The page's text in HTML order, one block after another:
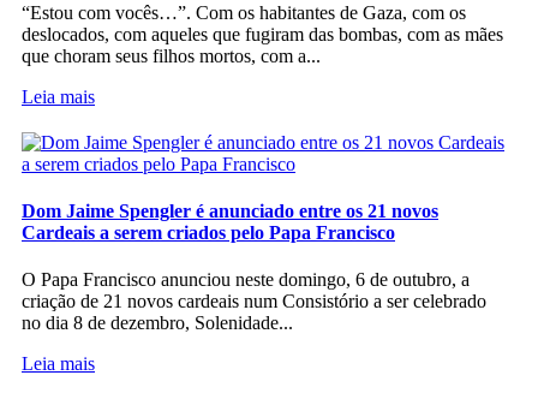
“Estou com vocês…”. Com os habitantes de Gaza, com os
deslocados, com aqueles que fugiram das bombas, com as mães
que choram seus filhos mortos, com a...
Leia mais
Dom Jaime Spengler é anunciado entre os 21 novos
Cardeais a serem criados pelo Papa Francisco
O Papa Francisco anunciou neste domingo, 6 de outubro, a
criação de 21 novos cardeais num Consistório a ser celebrado
no dia 8 de dezembro, Solenidade...
Leia mais